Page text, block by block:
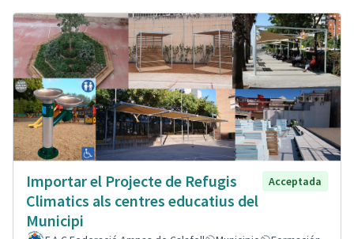
Importar el Projecte de Refugis
Climatics als centres educatius del
Municipi
Acceptada